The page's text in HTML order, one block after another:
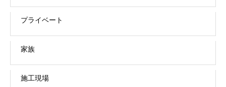
プライベート
家族
施工現場